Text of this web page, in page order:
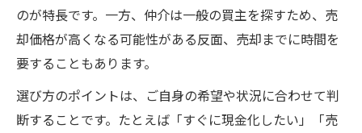
のが特長です。一方、仲介は一般の買主を探すため、売
却価格が高くなる可能性がある反面、売却までに時間を
要することもあります。
選び方のポイントは、ご自身の希望や状況に合わせて判
断することです。たとえば「すぐに現金化したい」「売